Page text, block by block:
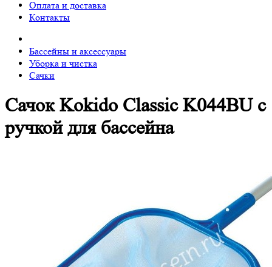
Оплата и доставка
Контакты
Бассейны и аксессуары
Уборка и чистка
Сачки
Сачок Kokido Classic K044BU с
ручкой для бассейна